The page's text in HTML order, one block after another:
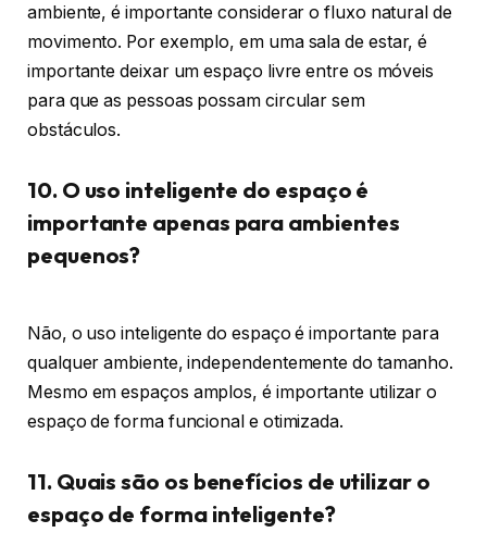
ambiente, é importante considerar o fluxo natural de
movimento. Por exemplo, em uma sala de estar, é
importante deixar um espaço livre entre os móveis
para que as pessoas possam circular sem
obstáculos.
10. O uso inteligente do espaço é
importante apenas para ambientes
pequenos?
Não, o uso inteligente do espaço é importante para
qualquer ambiente, independentemente do tamanho.
Mesmo em espaços amplos, é importante utilizar o
espaço de forma funcional e otimizada.
11. Quais são os benefícios de utilizar o
espaço de forma inteligente?